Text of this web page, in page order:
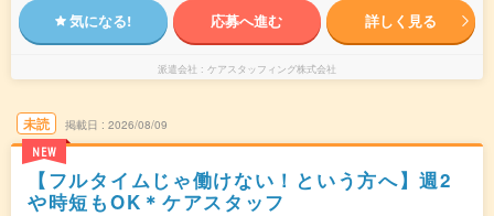
気になる! 応募へ進む 詳しく見る
派遣会社 ケアスタッフィング株式会社
未読
NEW
掲載日 2026/08/09
【フルタイムじゃ働けない！という方へ】週2
や時短もOK＊ケアスタッフ